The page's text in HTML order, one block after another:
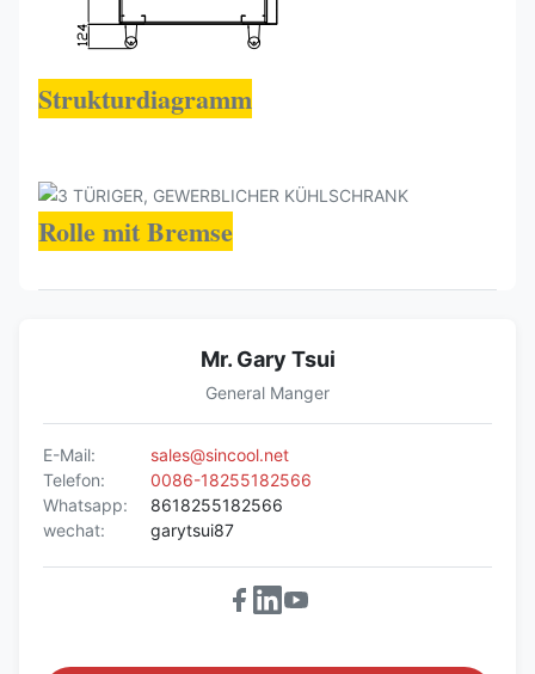
Strukturdiagramm
Rolle mit Bremse
Mr. Gary Tsui
General Manger
E-Mail:
sales@sincool.net
Telefon:
0086-18255182566
Whatsapp:
8618255182566
wechat:
garytsui87